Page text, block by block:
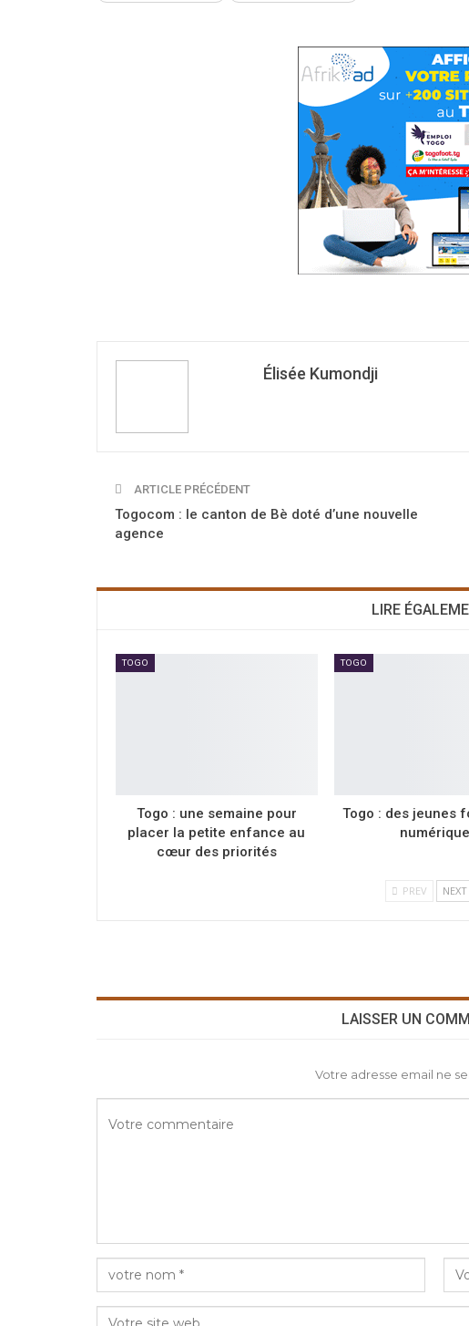
Élisée Kumondji
ARTICLE PRÉCÉDENT
Togocom : le canton de Bè doté d’une nouvelle
agence
LIRE
TOGO
Togo : une semaine pour
placer la petite enfance au
cœur des priorités
TOGO
Togo : des jeunes
numérique
PREV NEXT
LAISSER UN
Votre adresse email ne